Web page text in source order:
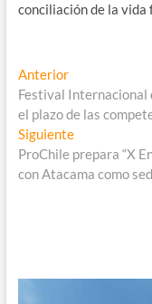
conciliación de la
Navegación
de
entradas
AnteriorEntrada
anterior:
Festival Internacional
el plazo de las
SiguienteEntrada
siguiente:
ProChile prepara “X
con Atacama como